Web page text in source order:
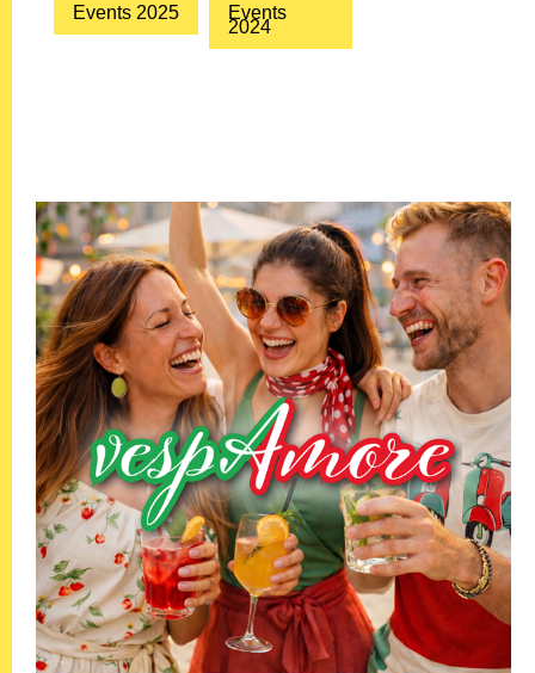
Events 2025 Events
2024